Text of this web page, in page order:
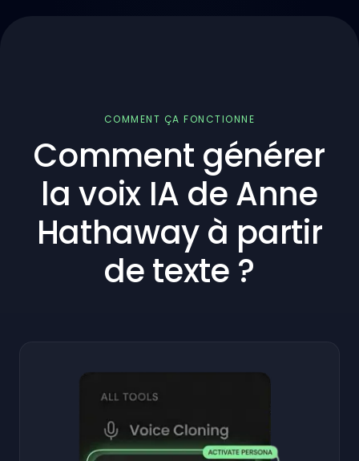
COMMENT ÇA FONCTIONNE
Comment générer
la voix IA de Anne
Hathaway à partir
de texte ?